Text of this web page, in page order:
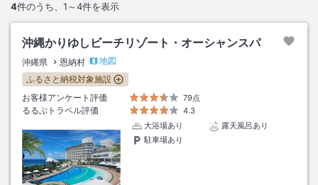
4件のうち、 1～4件を表示
沖縄かりゆしビーチリゾート・オーシャンスパ
沖縄県 恩納村
地図
ふるさと納税対象施設
お客様アンケート評価
79点
るるぶトラベル評価
4.3
大浴場あり
露天風呂あり
駐車場あり